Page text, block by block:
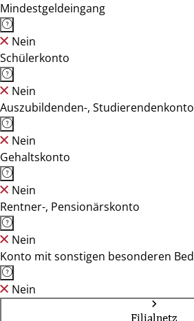
Mindestgeldeingang
Nein
Schülerkonto
Nein
Auszubildenden-, Studierendenkonto
Nein
Gehaltskonto
Nein
Rentner-, Pensionärskonto
Nein
Konto mit sonstigen besonderen
Nein
Filialnetz